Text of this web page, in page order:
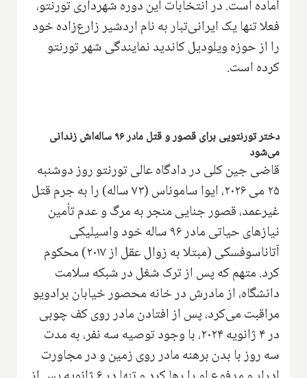
آماده است. در انتخابات این دوره شهرداری تورنتو،
فعلا تنها یک ایرانی‌تبار به نام اردشیر زارع‌زاده خود
را از حوزه ویلودیل کاندید نمایندگی شهر تورنتو
کرده است.
دختر تورنتویی برای قصور و قتل مادر ۹۶ ساله‌اش زندانی
می‌شود
قاضی جین کلی در دادگاه عالی تورنتو روز دوشنبه
۲۵ می ۲۰۲۶، ایوا ساموناس (۷۳ ساله) را به جرم قتل
غیرعمد، قصور جنایی منجر به مرگ و عدم تأمین
نیازهای حیاتی مادر ۹۶ ساله خود واسیلیکی
آتاناسوفسکی (مبتلا به زوال عقل از ۲۰۱۷) محکوم
کرد. متهم که پس از ترک شغل در شبکه سلامت
دانشگاه، از مادرش در خانه محصور خیابان برادویو
مراقبت می‌کرد، پس از افتادن مادر روی کف چوبی
در ۴ ژانویه ۲۰۲۴، با وجود توصیه سه نفر، به مدت
سه روز با بدن برهنه مادر روی زمین و در مجاورت